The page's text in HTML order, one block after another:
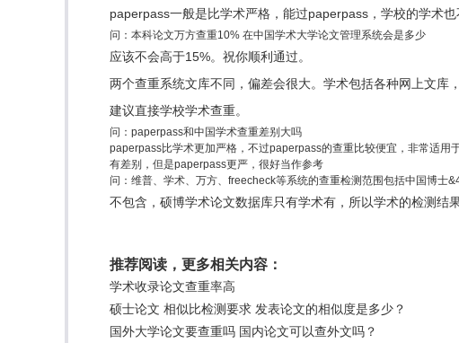
paperpass一般是比学术严格，能过paperpass，学校的学术也
问：本科论文万方查重10% 在中国学术大学论文管理系统会是多少
应该不会高于15%。祝你顺利通过。
两个查重系统文库不同，偏差会很大。学术包括各种网上文库
建议直接学校学术查重。
问：paperpass和中国学术查重差别大吗
paperpass比学术更加严格，不过paperpass的查重比较便宜，非常适用
有差别，但是paperpass更严，很好当作参考
问：维普、学术、万方、freecheck等系统的查重检测范围包括中国博士
不包含，硕博学术论文数据库只有学术有，所以学术的检测结
推荐阅读，更多相关内容：
学术收录论文查重率高
硕士论文 相似比检测要求 发表论文的相似度是多少？
国外大学论文要查重吗 国内论文可以查外文吗？